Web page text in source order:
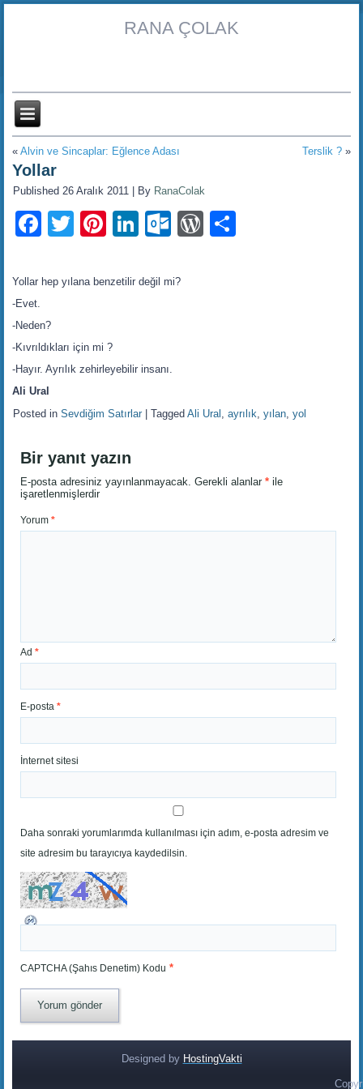
RANA ÇOLAK
«Alvin ve Sincaplar: Eğlence Adası Terslik ?»
Yollar
Published 26 Aralık 2011 By RanaColak
Facebook
TwitterPinterest
LinkedIn
Outlook.com
WordPress
Yollar hep yılana benzetilir değil mi?
-Evet.
-Neden?
-Kıvrıldıkları için mi ?
-Hayır. Ayrılık zehirleyebilir insanı.
Ali Ural
Posted in Sevdiğim Satırlar |Tagged Ali Ural ,ayrılık,yılan,yol
Bir yanıt yazın
E-posta adresiniz yayınlanmayacak. Gerekli alanlar* ile
işaretlenmişlerdir
Yorum*
Ad*
E-posta*
İnternet sitesi
Daha sonraki yorumlarımda kullanılması için adım, e-posta adresim ve
site adresim bu tarayıcıya kaydedilsin.
CAPTCHA (Şahıs Denetim) Kodu *
Designed by HostingVakti